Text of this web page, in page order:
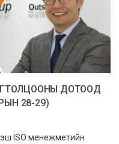
ДОТООД
28-29)
ISO менежметийн